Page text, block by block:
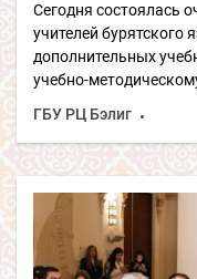
Сегодня состоялась
учителей
дополнительных
учебно-
ГБУ РЦ Бэлиг